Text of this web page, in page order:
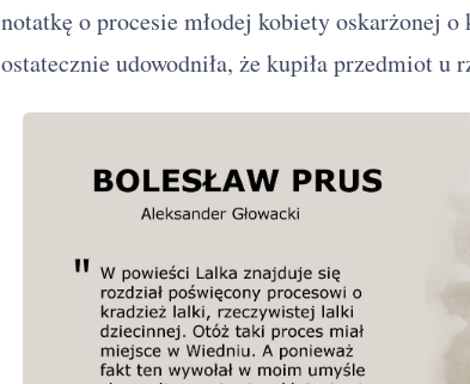
notatkę o procesie młodej kobiety oskarżonej
ostatecznie udowodniła, że kupiła przedmiot u